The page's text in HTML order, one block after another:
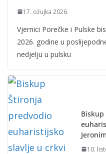
17. ožujka 2026.
Vjernici Porečke i Pulske
2026. godine u
nedjelju u pulsku
10.